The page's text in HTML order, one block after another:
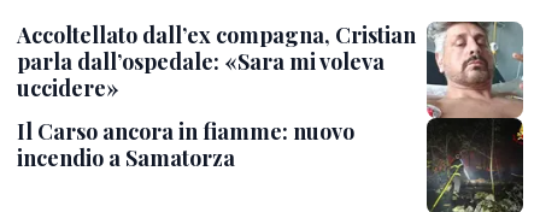
Accoltellato dall’ex compagna, Cristian
parla dall’ospedale: «Sara mi voleva
uccidere»
Il Carso ancora in fiamme: nuovo
incendio a Samatorza